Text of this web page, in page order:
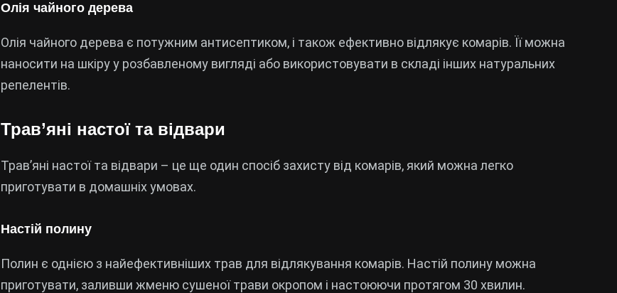
Олія чайного дерева
Олія чайного дерева є потужним антисептиком, і також ефективно відлякує комарів. Її можна
наносити на шкіру у розбавленому вигляді або використовувати в складі інших натуральних
репелентів.
Трав’яні настої та відвари
Трав’яні настої та відвари – це ще один спосіб захисту від комарів, який можна легко
приготувати в домашніх умовах.
Настій полину
Полин є однією з найефективніших трав для відлякування комарів. Настій полину можна
приготувати, заливши жменю сушеної трави окропом і настоюючи протягом 30 хвилин.